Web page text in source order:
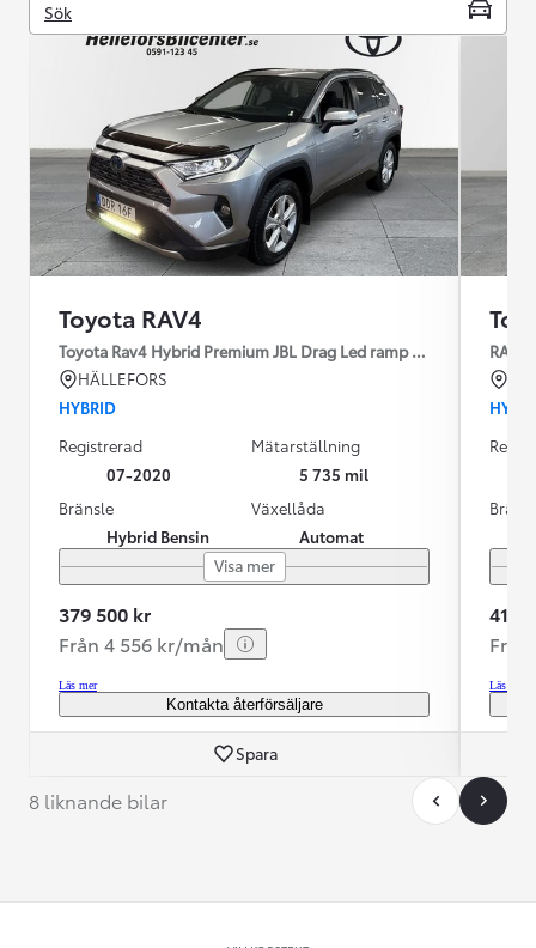
Sök
Toyota RAV4
Toyota Rav4 Hybrid Premium JBL Drag Led ramp Vhjul motorv
HÄLLEFORS
HYBRID
Registrerad
07-2020
Mätarställning
5 735 mil
Bränsle
Hybrid Bensin
Växellåda
Automat
Visa mer
379 500 kr
Från 4 556 kr/mån
Läs mer
Kontakta återförsäljare
Spara
RAV4
419
Läs mer
8 liknande bilar